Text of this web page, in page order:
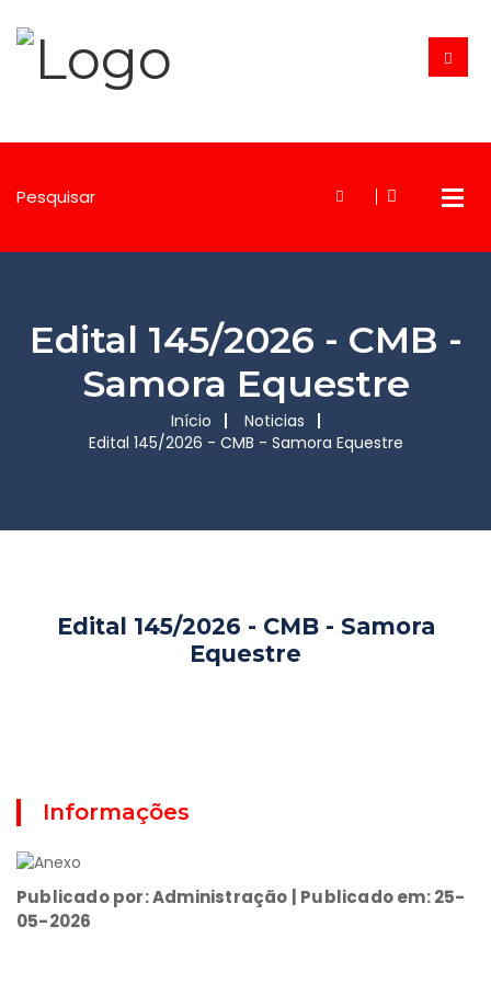
Edital 145/2026 - CMB -
Samora Equestre
Início
Noticias
Edital 145/2026 - CMB - Samora Equestre
Edital 145/2026 - CMB - Samora
Equestre
Informações
Publicado por: Administração | Publicado em: 25-
05-2026